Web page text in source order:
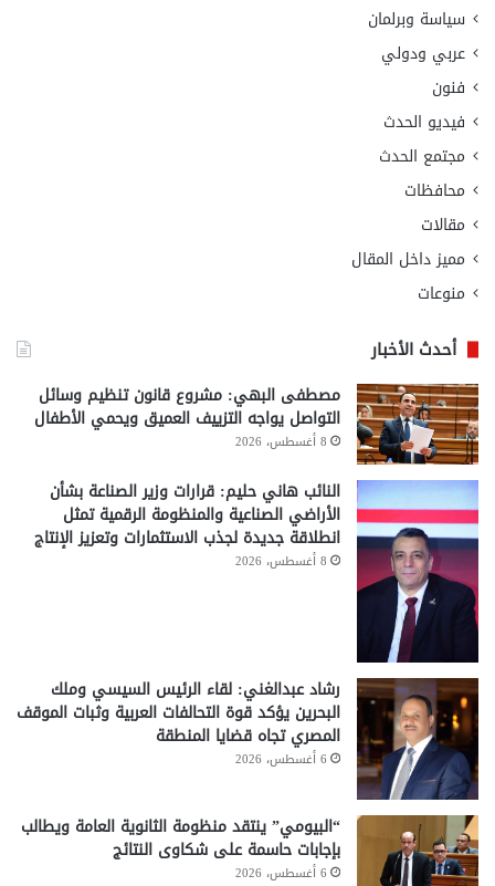
سياسة وبرلمان
عربي ودولي
فنون
فيديو الحدث
مجتمع الحدث
محافظات
مقالات
مميز داخل المقال
منوعات
أحدث الأخبار
مصطفى البهي: مشروع قانون تنظيم وسائل
التواصل يواجه التزييف العميق ويحمي الأطفال
8 أغسطس، 2026
النائب هاني حليم: قرارات وزير الصناعة بشأن
الأراضي الصناعية والمنظومة الرقمية تمثل
انطلاقة جديدة لجذب الاستثمارات وتعزيز الإنتاج
8 أغسطس، 2026
رشاد عبدالغني: لقاء الرئيس السيسي وملك
البحرين يؤكد قوة التحالفات العربية وثبات الموقف
المصري تجاه قضايا المنطقة
6 أغسطس، 2026
“البيومي” ينتقد منظومة الثانوية العامة ويطالب
بإجابات حاسمة على شكاوى النتائج
6 أغسطس، 2026